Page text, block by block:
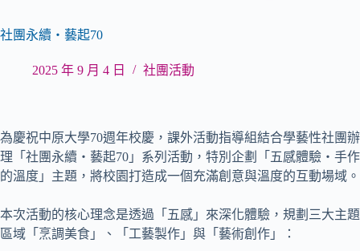
社團永續・藝起70
2025 年 9 月 4 日 社團活動
為慶祝中原大學70週年校慶，課外活動指導組結合學藝性社團辦
理「社團永續・藝起70」系列活動，特別企劃「五感體驗・手作
的溫度」主題，將校園打造成一個充滿創意與溫度的互動場域。
本次活動的核心理念是透過「五感」來深化體驗，規劃三大主題
區域「烹調美食」、「工藝製作」與「藝術創作」：